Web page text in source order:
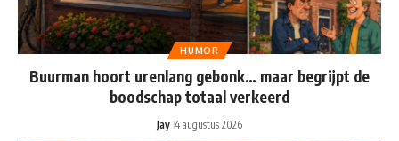
HUMOR
Buurman hoort urenlang gebonk… maar begrijpt de
boodschap totaal verkeerd
Jay 4 augustus 2026